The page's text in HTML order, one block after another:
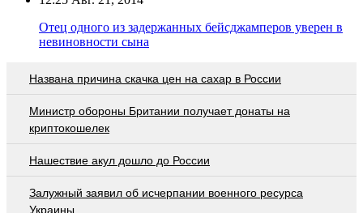
Отец одного из задержанных бейсджамперов уверен в
невиновности сына
Названа причина скачка цен на сахар в России
Министр обороны Британии получает донаты на
криптокошелек
Нашествие акул дошло до России
Залужный заявил об исчерпании военного ресурса
Украины